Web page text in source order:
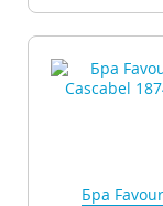
Бра